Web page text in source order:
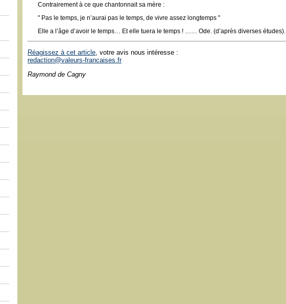
Contrairement à ce que chantonnait sa mère :
" Pas le temps, je n’aurai pas le temps, de vivre assez longtemps "
Elle a l’âge d’avoir le temps… Et elle tuera le temps ! …… Ode. (d’après diverses études).
Réagissez à cet article, votre avis nous intéresse :
redaction@valeurs-francaises.fr
Raymond de Cagny